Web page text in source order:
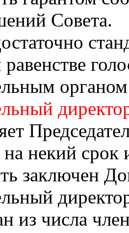
Совета.
некий срок
заключен
из числа